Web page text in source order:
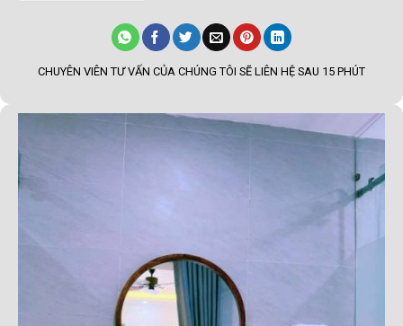
CHUYÊN VIÊN TƯ VẤN CỦA CHÚNG TÔI SẼ LIÊN HỆ SAU 15 PHÚT